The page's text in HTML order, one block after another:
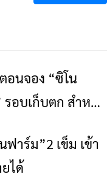
ข่าวเชียงราย
อนจอง “ซิโน
อบเก็บตก สำหรับ
27 ก.ค.64ข่าวเชียงราย
ฟาร์ม”2 เข็ม เข้า
ยได้